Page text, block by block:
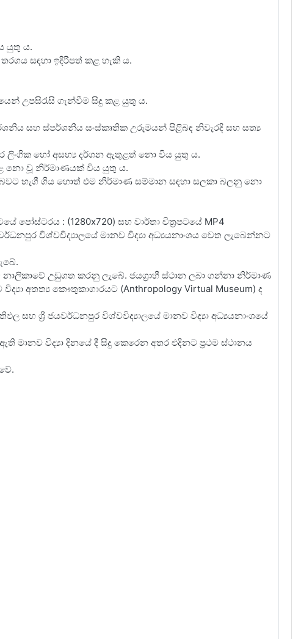
යුතු ය.
සඳහා ඉදිරිපත් කළ හැකි ය.
උපසිරැසි ගැන්වීම සිදු කළ යුතු ය.
සහ ස්පර්ශනීය සංස්කෘතික උරුමයන් පිළිබඳ නිවැරදි සහ සත්‍ය
ලිංගික හෝ අසභ්‍ය දර්ශන ඇතුළත් නො විය යුතු ය.
නො වූ නිර්මාණයක් විය යුතු ය.
හැගී ගිය හොත් එම නිර්මාණ සම්මාන සඳහා සලකා බලනු නො
පෝස්ටරය : (1280x720) සහ වාර්තා චිත්‍රපටයේ MP4
විශ්වවිද්‍යාලයේ මානව විද්‍යා අධ්‍යයනාංශය වෙත ලැබෙන්නට
උඩුගත කරනු ලැබේ. ජයග්‍රාහී ස්ථාන ලබා ගන්නා නිර්මාණ
අතත්‍ය කෞතුකාගාරයට (Anthropology Virtual Museum) ද
සහ ශ්‍රී ජයවර්ධනපුර විශ්වවිද්‍යාලයේ මානව විද්‍යා අධ්‍යයනාංශයේ
මානව විද්‍යා දිනයේ දී සිදු කෙරෙන අතර එදිනට ප්‍රථම ස්ථානය